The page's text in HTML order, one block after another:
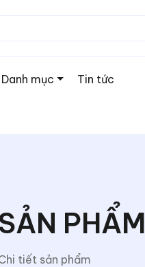
Danh mục Tin tức
PHẨM
tiết sản phẩm